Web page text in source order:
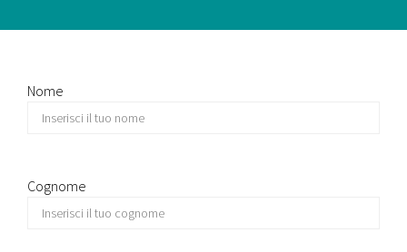
Nome
Cognome